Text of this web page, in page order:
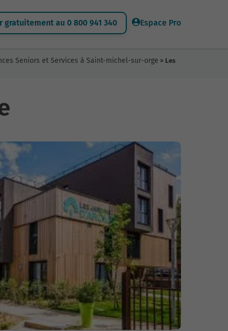
gratuitement au 0 800 941 340 Espace Pro
Seniors et Services à Saint-michel-sur-orge > Les